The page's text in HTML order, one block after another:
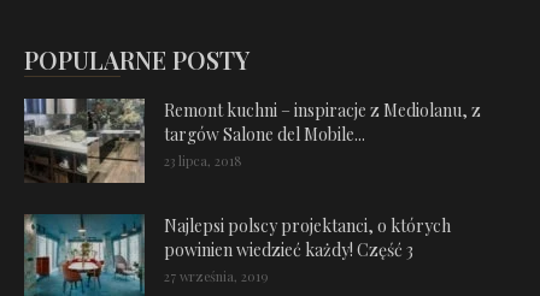
POPULARNE POSTY
Remont kuchni – inspiracje z Mediolanu, z
targów Salone del Mobile...
23 lipca, 2018
Najlepsi polscy projektanci, o których
powinien wiedzieć każdy! Część 3
27 września, 2019